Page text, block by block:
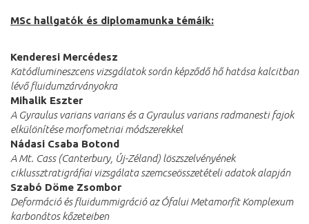
MSc hallgatók és diplomamunka témáik:
Kenderesi Mercédesz
Katódlumineszcens vizsgálatok során képződő hő hatása kalcitban
lévő fluidumzárványokra
Mihalik Eszter
A Gyraulus varians varians és a Gyraulus varians radmanesti fajok
elkülönítése morfometriai módszerekkel
Nádasi Csaba Botond
A Mt. Cass (Canterbury, Új-Zéland) löszszelvényének
ciklussztratigráfiai vizsgálata szemcseösszetételi adatok alapján
Szabó Döme Zsombor
Deformáció és fluidummigráció az Ófalui Metamorfit Komplexum
karbonátos kőzeteiben